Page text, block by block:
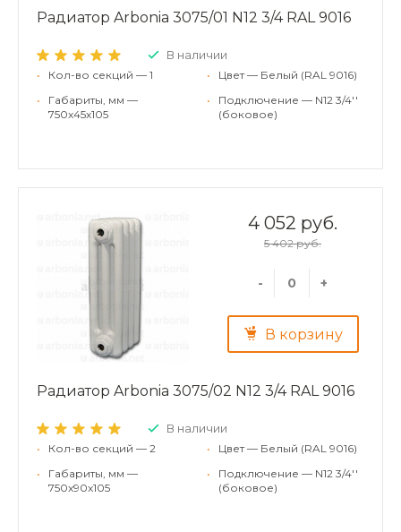
Радиатор Arbonia 3075/01 N12 3/4 RAL 9016
В наличии
•
Кол-во секций — 1
•
Габариты, мм —
750x45x105
•
Цвет — Белый (RAL 9016)
•
Подключение — N12 3/4''
(боковое)
4 052 руб.
5 402 руб.
- +
В корзину
Радиатор Arbonia 3075/02 N12 3/4 RAL 9016
В наличии
•
Кол-во секций — 2
•
Габариты, мм —
750x90x105
•
Цвет — Белый (RAL 9016)
•
Подключение — N12 3/4''
(боковое)